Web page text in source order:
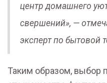
центр домашнего
свершений», —
эксперт по бытовой
Таким образом, выбор